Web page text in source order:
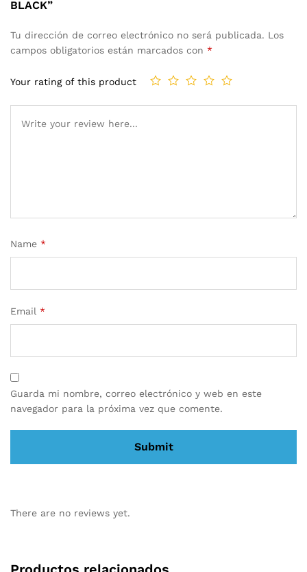
BLACK”
Tu dirección de correo electrónico no será publicada. Los
campos obligatorios están marcados con *
Your rating of this product
Name *
Email *
Guarda mi nombre, correo electrónico y web en este
navegador para la próxima vez que comente.
There are no reviews yet.